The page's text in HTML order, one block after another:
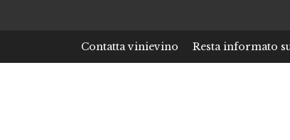
Contatta vinievino Resta informato